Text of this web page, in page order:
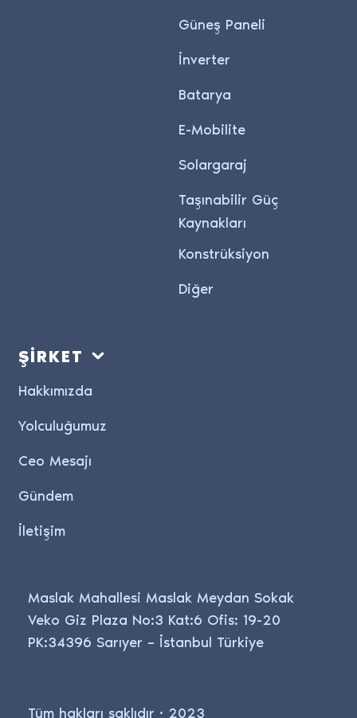
Güneş Paneli
İnverter
Batarya
E-Mobilite
Solargaraj
Taşınabilir Güç
Kaynakları
Konstrüksiyon
Diğer
ŞİRKET
Hakkımızda
Yolculuğumuz
Ceo Mesajı
Gündem
İletişim
Maslak Mahallesi Maslak Meydan Sokak
Veko Giz Plaza No:3 Kat:6 Ofis: 19-20
PK:34396 Sarıyer – İstanbul Türkiye
Tüm hakları saklıdır · 2023